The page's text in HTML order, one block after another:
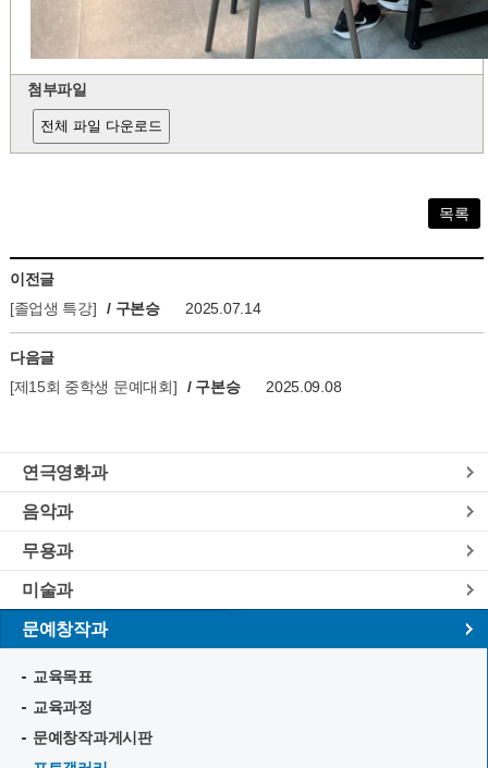
첨부파일
전체 파일 다운로드
목록
이전글
[졸업생 특강]
/ 구본승 2025.07.14
다음글
[제15회 중학생 문예대회]
/ 구본승 2025.09.08
연극영화과
음악과
무용과
미술과
문예창작과
교육목표
교육과정
문예창작과게시판